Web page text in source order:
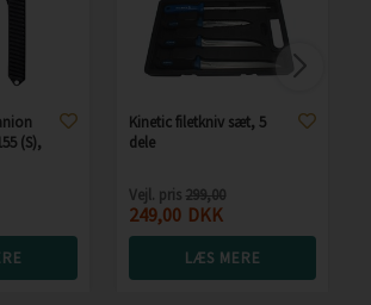
(S),
Kinetic filetkniv sæt, 5
dele
Vejl. pris 299,00
249,00 DKK
LÆS MERE